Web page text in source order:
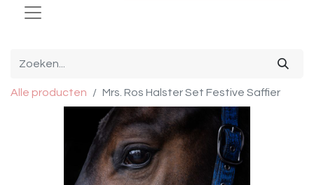
Alle producten Mrs. Ros Halster Set Festive Saffier